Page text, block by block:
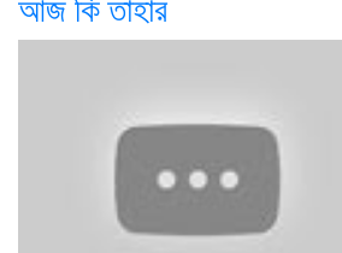
আজ কি তাহার